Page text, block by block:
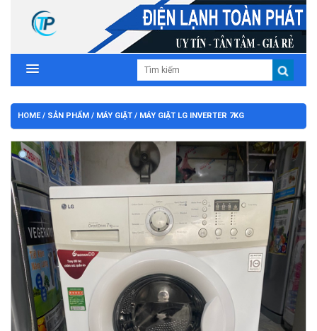
HOME/ SẢN PHẨM / MÁY GIẶT / MÁY GIẶT LG INVERTER 7KG